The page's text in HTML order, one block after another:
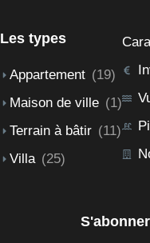
Les types
Appartement (19)
Maison de ville (1)
Terrain à bâtir (11)
Villa (25)